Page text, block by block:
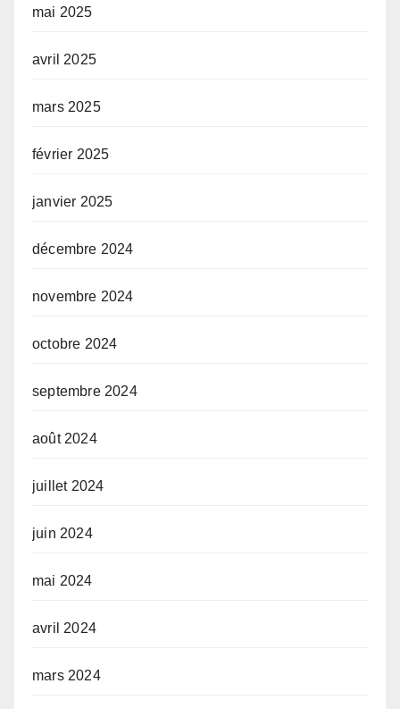
mai 2025
avril 2025
mars 2025
février 2025
janvier 2025
décembre 2024
novembre 2024
octobre 2024
septembre 2024
août 2024
juillet 2024
juin 2024
mai 2024
avril 2024
mars 2024